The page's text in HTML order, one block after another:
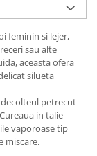
feminin si lejer,
sau alte
aceasta ofera
silueta
petrecut
in talie
vaporoase tip
miscare.